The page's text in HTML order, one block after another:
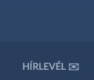
HÍRLEVÉL ✉️